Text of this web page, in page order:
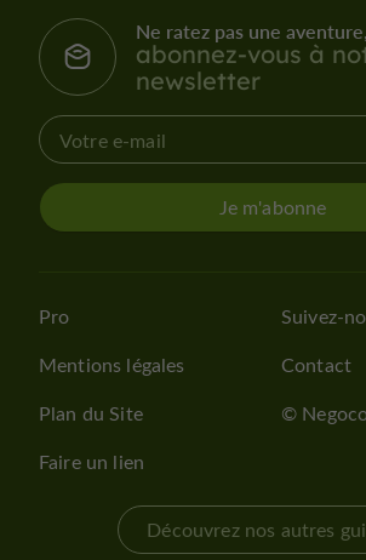
Ne ratez pas une aventure,
abonnez-vous à
newsletter
Je m'abonne
Pro
Mentions légales
Plan du Site
Faire un lien
Suivez-
Contact
©
Découvrez nos autres